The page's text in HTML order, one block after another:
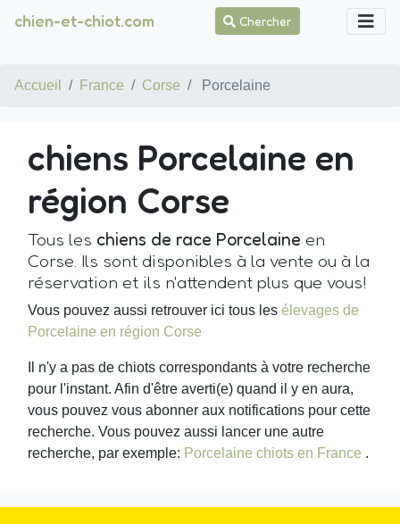
chien-et-chiot.com Chercher
Accueil France Corse Porcelaine
chiens Porcelaine en
région Corse
Tous les chiens de race Porcelaine en
Corse. Ils sont disponibles à la vente ou à la
réservation et ils n'attendent plus que vous!
Vous pouvez aussi retrouver ici tous les élevages de
Porcelaine en région Corse
Il n'y a pas de chiots correspondants à votre recherche
pour l'instant. Afin d'être averti(e) quand il y en aura,
vous pouvez vous abonner aux notifications pour cette
recherche. Vous pouvez aussi lancer une autre
recherche, par exemple: Porcelaine chiots en France .